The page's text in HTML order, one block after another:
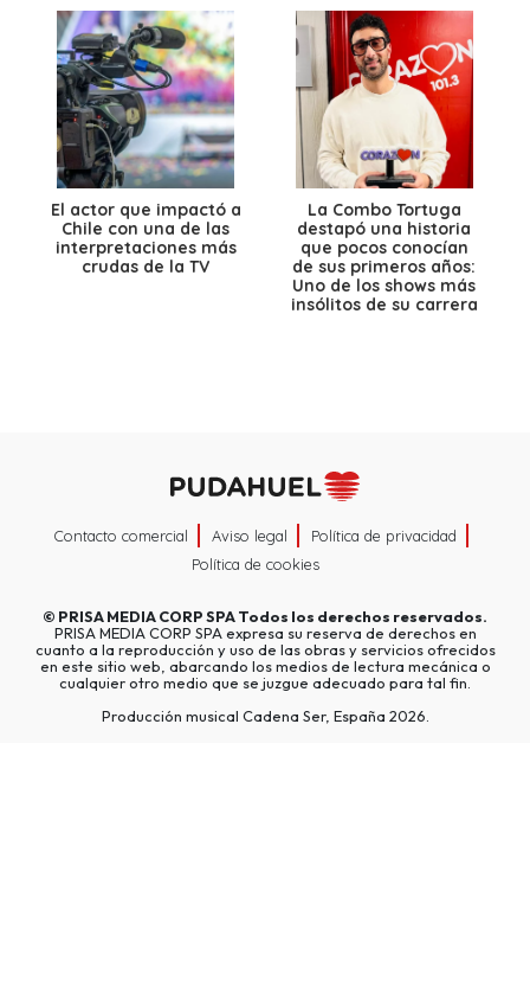
El actor que impactó a
Chile con una de las
interpretaciones más
crudas de la TV
La Combo Tortuga
destapó una historia
que pocos conocían
de sus primeros años:
Uno de los shows más
insólitos de su carrera
Contacto comercial Aviso legal
Política de privacidad
Política de cookies
© PRISA MEDIA CORP SPATodos los derechos reservados.
PRISA MEDIA CORP SPA expresa su reserva de derechos en
cuanto a la reproducción y uso de las obras y servicios ofrecidos
en este sitio web, abarcando los medios de lectura mecánica o
cualquier otro medio que se juzgue adecuado para tal fin.
Producción musical Cadena Ser, España 2026.